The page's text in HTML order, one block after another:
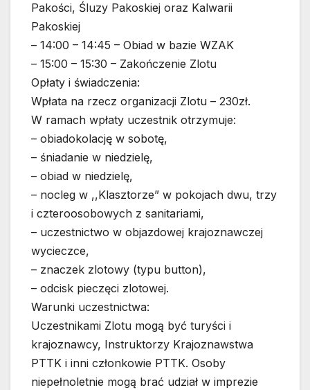
Pakości, Śluzy Pakoskiej oraz Kalwarii
Pakoskiej
– 14:00 – 14:45 – Obiad w bazie WZAK
– 15:00 – 15:30 – Zakończenie Zlotu
Opłaty i świadczenia:
Wpłata na rzecz organizacji Zlotu – 230zł.
W ramach wpłaty uczestnik otrzymuje:
– obiadokolację w sobotę,
– śniadanie w niedzielę,
– obiad w niedzielę,
– nocleg w ,,Klasztorze” w pokojach dwu, trzy
i czteroosobowych z sanitariami,
– uczestnictwo w objazdowej krajoznawczej
wycieczce,
– znaczek zlotowy (typu button),
– odcisk pieczęci zlotowej.
Warunki uczestnictwa:
Uczestnikami Zlotu mogą być turyści i
krajoznawcy, Instruktorzy Krajoznawstwa
PTTK i inni członkowie PTTK. Osoby
niepełnoletnie mogą brać udział w imprezie